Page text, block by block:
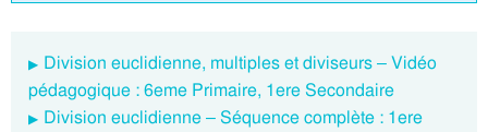
Division euclidienne, multiples et diviseurs – Vidéo
pédagogique : 6eme Primaire, 1ere Secondaire
Division euclidienne – Séquence complète : 1ere